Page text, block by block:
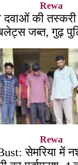
Rewa
दवाओं की
जब्त, गुढ़
चेन
Rewa
सेमरिया